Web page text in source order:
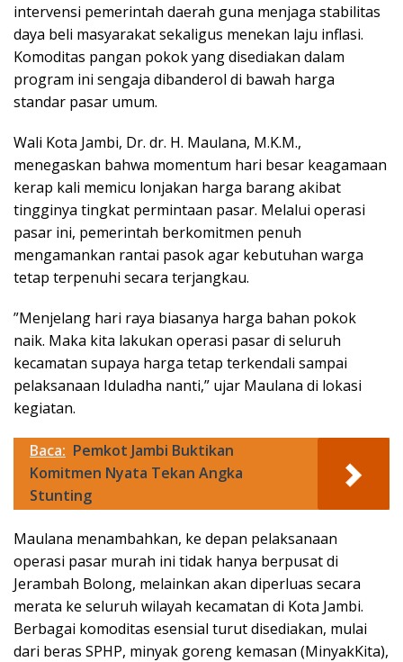
intervensi pemerintah daerah guna menjaga stabilitas
daya beli masyarakat sekaligus menekan laju inflasi.
Komoditas pangan pokok yang disediakan dalam
program ini sengaja dibanderol di bawah harga
standar pasar umum.
Wali Kota Jambi, Dr. dr. H. Maulana, M.K.M.,
menegaskan bahwa momentum hari besar keagamaan
kerap kali memicu lonjakan harga barang akibat
tingginya tingkat permintaan pasar. Melalui operasi
pasar ini, pemerintah berkomitmen penuh
mengamankan rantai pasok agar kebutuhan warga
tetap terpenuhi secara terjangkau.
​”Menjelang hari raya biasanya harga bahan pokok
naik. Maka kita lakukan operasi pasar di seluruh
kecamatan supaya harga tetap terkendali sampai
pelaksanaan Iduladha nanti,” ujar Maulana di lokasi
kegiatan.​
Baca: Pemkot Jambi Buktikan
Komitmen Nyata Tekan Angka
Stunting
Maulana menambahkan, ke depan pelaksanaan
operasi pasar murah ini tidak hanya berpusat di
Jerambah Bolong, melainkan akan diperluas secara
merata ke seluruh wilayah kecamatan di Kota Jambi.
Berbagai komoditas esensial turut disediakan, mulai
dari beras SPHP, minyak goreng kemasan (MinyakKita),